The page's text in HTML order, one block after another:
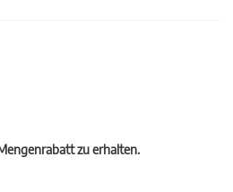
zu erhalten.